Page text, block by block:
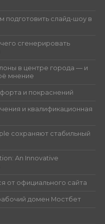
подготовить слайд-шоу в
сгенерировать
в центре города — и
мнение
и покраснений
и квалификационная
сохраняют стабильный
An Innovative
от официального сайта
домен Мостбет